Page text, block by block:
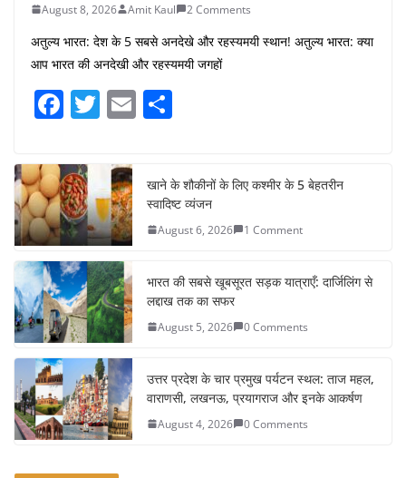
August 8, 2026 Amit Kaul 2 Comments
अतुल्य भारत: देश के 5 सबसे अनदेखे और रहस्यमयी स्थान! अतुल्य भारत: क्या
आप भारत की अनदेखी और रहस्यमयी जगहों
F
a
c
e
b
o
o
k
T
w
itt
er
E
m
e
खाने के शौकीनों के लिए कश्मीर के 5 बेहतरीन
स्वादिष्ट व्यंजन
August 6, 2026 1 Comment
भारत की सबसे खूबसूरत सड़क यात्राएँ: दार्जिलिंग से
लद्दाख तक का सफर
August 5, 2026 0 Comments
उत्तर प्रदेश के चार प्रमुख पर्यटन स्थल: ताज महल,
वाराणसी, लखनऊ, प्रयागराज और इनके आकर्षण
August 4, 2026 0 Comments